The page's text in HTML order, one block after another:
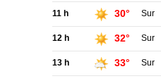
11 h 30° Sur
12 h 32° Sur
13 h 33° Sur